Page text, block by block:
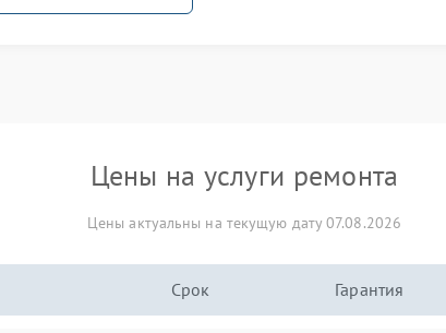
Цены на услуги ремонта
Цены актуальны на текущую дату 07.08.2026
Срок Гарантия